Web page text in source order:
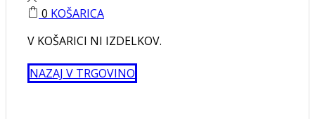
0 KOŠARICA
V KOŠARICI NI IZDELKOV.
NAZAJ V TRGOVINO